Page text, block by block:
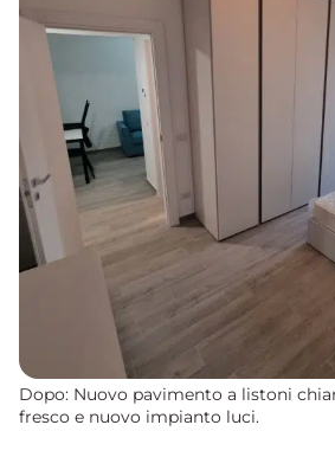
Dopo: Nuovo pavimento a listoni
fresco e nuovo impianto luci.